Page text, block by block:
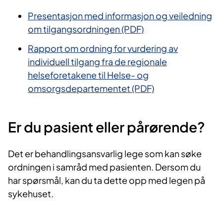
Presentasjon med informasjon og veiledning
om tilgangsordningen (PDF)
Rapport om ordning for vurdering av
individuell tilgang fra de regionale
helseforetakene til Helse- og
omsorgsdepartementet (PDF)
Er du pasient eller pårørende?
Det er behandlingsansvarlig lege som kan søke
ordningen i samråd med pasienten. Dersom du
har spørsmål, kan du ta dette opp med legen på
sykehuset.